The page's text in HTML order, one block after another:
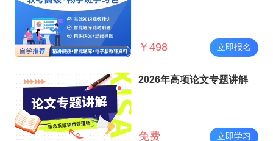
￥ 498 立即报名
2026年高项论文专题讲解
免费 立即学习